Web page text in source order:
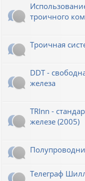
троичного
Троичная
DDT -
железа
TRInn -
железе (2005)
Телеграф